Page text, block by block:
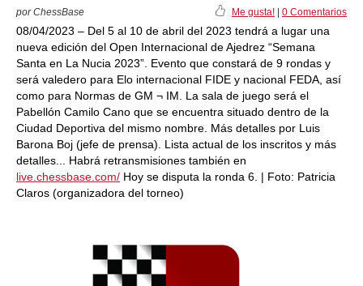
por ChessBase Me gusta! 0 Comentarios
08/04/2023 – Del 5 al 10 de abril del 2023 tendrá a lugar una
nueva edición del Open Internacional de Ajedrez “Semana
Santa en La Nucia 2023”. Evento que constará de 9 rondas y
será valedero para Elo internacional FIDE y nacional FEDA, así
como para Normas de GM ¬ IM. La sala de juego será el
Pabellón Camilo Cano que se encuentra situado dentro de la
Ciudad Deportiva del mismo nombre. Más detalles por Luis
Barona Boj (jefe de prensa). Lista actual de los inscritos y más
detalles... Habrá retransmisiones también en
live.chessbase.com/ Hoy se disputa la ronda 6. | Foto: Patricia
Claros (organizadora del torneo)